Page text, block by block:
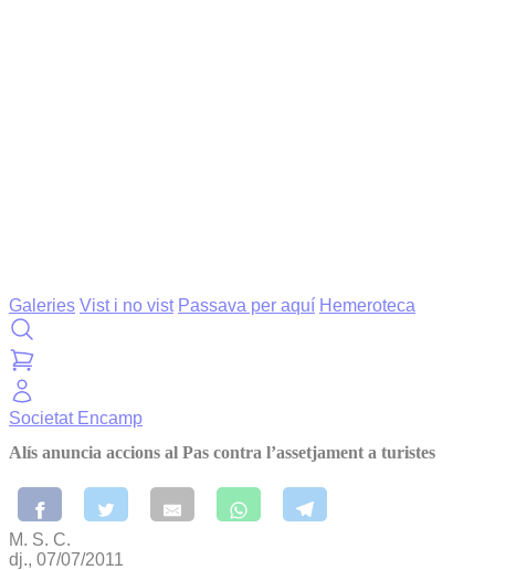
Galeries Vist i no vist Passava per aquí Hemeroteca
Societat Encamp
Alís anuncia accions al Pas contra l’assetjament a turistes
M. S. C.
dj., 07/07/2011